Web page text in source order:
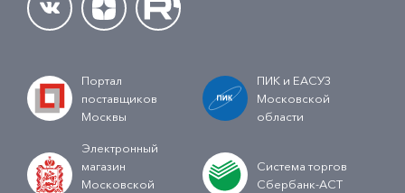
Портал
поставщиков
Москвы
ПИК и ЕАСУЗ
Московской
области
Электронный
магазин
Московской
Система торгов
Сбербанк-АСТ